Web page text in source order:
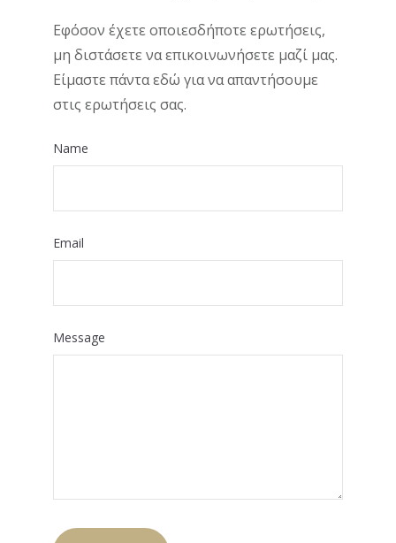
Εφόσον έχετε οποιεσδήποτε ερωτήσεις,
μη διστάσετε να επικοινωνήσετε μαζί μας.
Είμαστε πάντα εδώ για να απαντήσουμε
στις ερωτήσεις σας.
Name
Email
Message